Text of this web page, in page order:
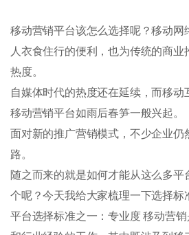
移动营销平台该怎么选择呢？移动网
人衣食住行的便利，也为传统的商
热度。
自媒体时代的热度还在延续，而移
移动营销平台如雨后春笋一般兴起。
面对新的推广营销模式，不少企业仍
路。
随之而来的就是如何才能从这么多平
个呢？今天我给大家梳理一下选择标
平台选择标准之一：专业度 移动营